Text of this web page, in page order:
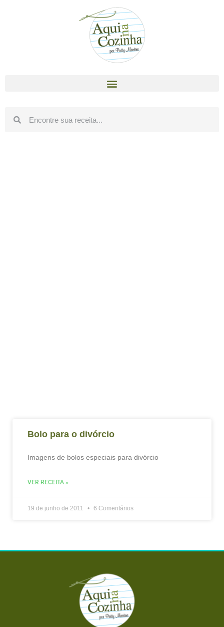
Bolo para o divórcio
Imagens de bolos especiais para divórcio
VER RECEITA »
19 de junho de 2011 6 Comentários